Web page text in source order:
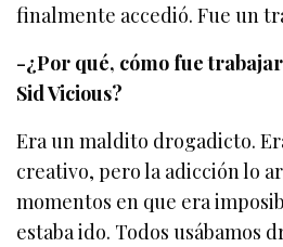
finalmente accedió. Fue un
-¿Por qué, cómo fue
Sid Vicious?
Era un maldito drogadicto.
creativo, pero la adicción lo
momentos en que era
estaba ido. Todos usábamos